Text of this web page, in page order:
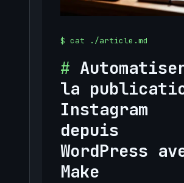
la
Instagram
depuis
WordPress
Make